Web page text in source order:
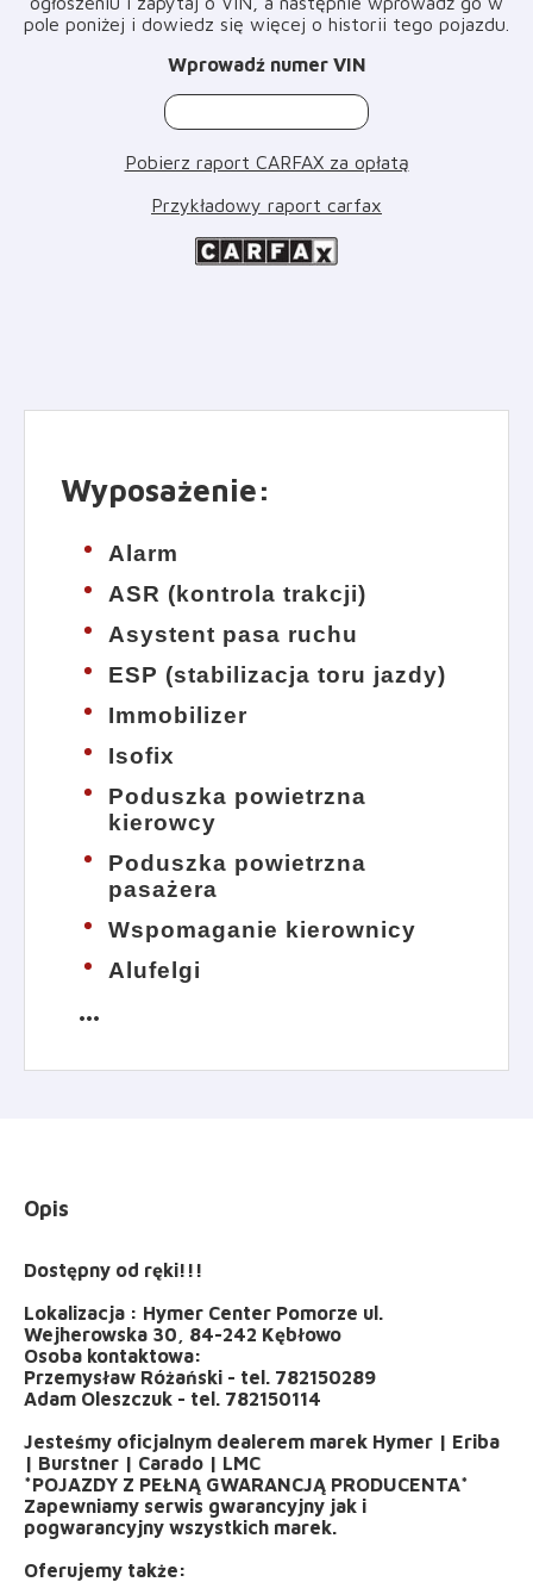
pole poniżej i dowiedz się więcej o historii tego pojazdu
Wprowadź numer VIN
Pobierz raport CARFAX za opłatą
Przykładowy raport carfax
Wyposażenie:
Alarm
ASR (kontrola trakcji)
Asystent pasa ruchu
ESP (stabilizacja toru jazdy)
Immobilizer
Isofix
Poduszka powietrzna
kierowcy
Poduszka powietrzna
pasażera
Wspomaganie kierownicy
Alufelgi
more_horiz
Opis
Dostępny od ręki!!!
Lokalizacja : Hymer Center Pomorze ul.
Wejherowska 30, 84-242 Kębłowo
Osoba kontaktowa:
Przemysław Różański - tel. 782150289
Adam Oleszczuk - tel. 782150114
Jesteśmy oficjalnym dealerem marek Hymer | Eriba
| Burstner | Carado | LMC
*POJAZDY Z PEŁNĄ GWARANCJĄ PRODUCENTA*
Zapewniamy serwis gwarancyjny jak i
pogwarancyjny wszystkich marek.
Oferujemy także: